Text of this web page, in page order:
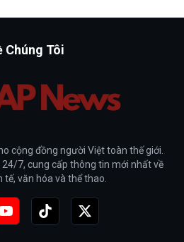
Chúng Tôi
cộng đồng người Việt toàn thế giới.
7, cung cấp thông tin mới nhất về
tế, văn hóa và thể thao.